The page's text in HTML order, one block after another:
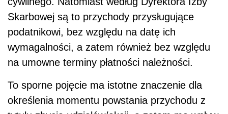
podatkowego.
Z uwagi na fakt, że w u.p.d.f. nie ma definicji
legalnej przychodu należnego, należy odwołać
się do innych gałęzi prawa, w tym przypadku
spełnienia świadczenia
cywilnoprawnej) można domagać się dopiero